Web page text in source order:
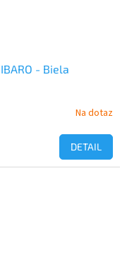
- Biela
Na dotaz
DETAIL